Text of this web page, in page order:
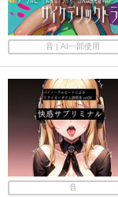
音 | AI一部使用
音